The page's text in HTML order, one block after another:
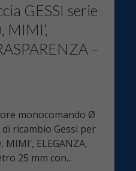
GESSI serie
MIMI’,
–
monocomando Ø
di ricambio Gessi per
ELEGANZA,
25 mm con...